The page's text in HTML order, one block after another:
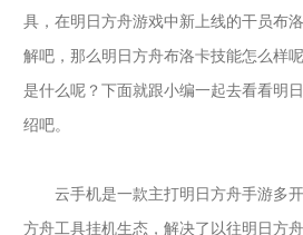
具，在明日方舟游戏中新上线的干员布
解吧，那么明日方舟布洛卡技能怎么样
是什么呢？下面就跟小编一起去看看明
绍吧。
云手机是一款主打明日方舟手游多
方舟工具挂机生态，解决了以往明日方